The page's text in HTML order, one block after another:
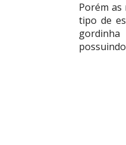
Porém as
tipo de
gordinha